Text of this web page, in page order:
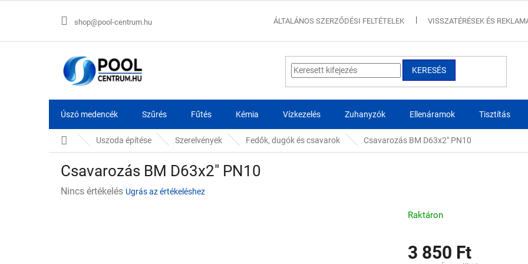
shop@pool-centrum.hu ÁLTALÁNOS SZERZŐDÉSI FELTÉTELEK VISSZATÉRÉSEK ÉS
KERESÉS
Úszó medencék Szűrés Fűtés Kémia Vízkezelés Zuhanyzók Ellenáramok Tisztítás
KezdőlapUszoda építése Szerelvények Fedők, dugók és csavarok Csavarozás BM D63x2" PN10
Csavarozás BM D63x2" PN10
ANincs értékelés Ugrás az értékeléshez
3 850 Ft
Raktáron